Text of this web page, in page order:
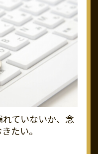
ていないか、念
たい。